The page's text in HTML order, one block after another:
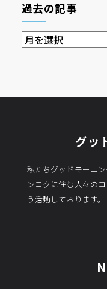
過去の記事
過
去
事
グッ
私たちグッドモーニ
ンコクに住む人々の
う活動しております。